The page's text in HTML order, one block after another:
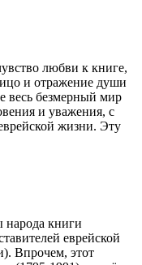
любви к книге,
и отражение души
весь безмерный мир
и уважения, с
жизни. Эту
народа книги
еврейской
Впрочем, этот